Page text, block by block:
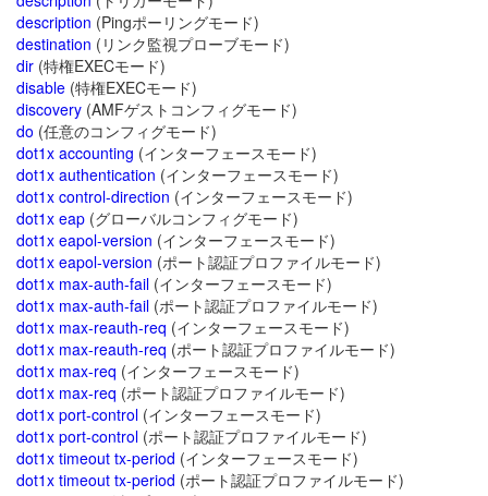
description (Pingポーリングモード)
destination (リンク監視プローブモード)
dir (特権EXECモード)
disable (特権EXECモード)
discovery (AMFゲストコンフィグモード)
do (任意のコンフィグモード)
dot1x accounting (インターフェースモード)
dot1x authentication (インターフェースモード)
dot1x control-direction (インターフェースモード)
dot1x eap (グローバルコンフィグモード)
dot1x eapol-version (インターフェースモード)
dot1x eapol-version (ポート認証プロファイルモード)
dot1x max-auth-fail (インターフェースモード)
dot1x max-auth-fail (ポート認証プロファイルモード)
dot1x max-reauth-req (インターフェースモード)
dot1x max-reauth-req (ポート認証プロファイルモード)
dot1x max-req (インターフェースモード)
dot1x max-req (ポート認証プロファイルモード)
dot1x port-control (インターフェースモード)
dot1x port-control (ポート認証プロファイルモード)
dot1x timeout tx-period (インターフェースモード)
dot1x timeout tx-period (ポート認証プロファイルモード)